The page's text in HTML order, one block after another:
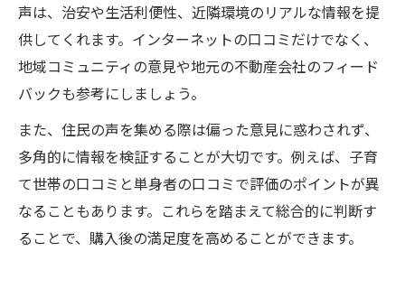
声は、治安や生活利便性、近隣環境のリアルな情報を提
供してくれます。インターネットの口コミだけでなく、
地域コミュニティの意見や地元の不動産会社のフィード
バックも参考にしましょう。
また、住民の声を集める際は偏った意見に惑わされず、
多角的に情報を検証することが大切です。例えば、子育
て世帯の口コミと単身者の口コミで評価のポイントが異
なることもあります。これらを踏まえて総合的に判断す
ることで、購入後の満足度を高めることができます。